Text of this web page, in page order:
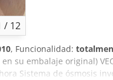
/ 12
, Funcionalidad:
su embalaje original)
Sistema de ósmosis